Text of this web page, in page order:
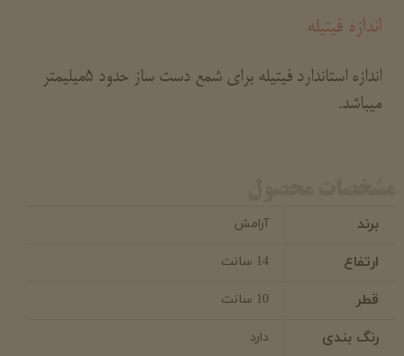
اندازه فیتیله
اندازه استاندارد فیتیله برای شمع دست ساز حدود 5میلیمتر
میباشد.
برند آرامش
ارتفاع 14 سانت
قطر 10 سانت
رنگ بندی دارد